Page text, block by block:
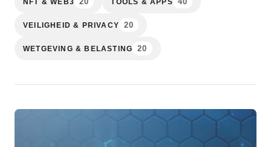
VEILIGHEID & PRIVACY 20
WETGEVING & BELASTING 20